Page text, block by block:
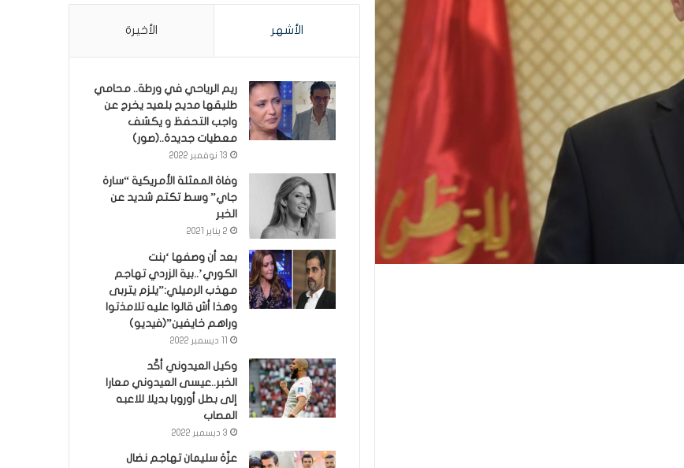
الأشهر الأخيرة
ريم الرياحي في ورطة.. محامي
طليقها مديح بلعيد يخرج عن
واجب التحفظ و يكشف
معطيات جديدة..(صور)
13 نوفمبر 2022
وفاة الممثلة الأمريكية “سارة
جاي” وسط تكتم شديد عن
الخبر
2 يناير 2021
بعد أن وصفها ‘بنت
الكوري’..بية الزردي تهاجم
مهذب الرميلي:”يلزم يتربى
وهذا أش قالوا عليه تلامذتوا
وراهم خايفين”(فيديو)
وكيل العيدوني أكّد
الخبر..عيسى العيدوني معارا
إلى بطل أوروبا بديلا للاعبه
المصاب
3 ديسمبر 2022
عزّة سليمان تهاجم نضال